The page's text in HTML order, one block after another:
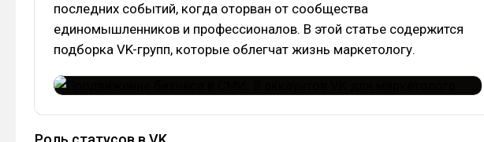
последних событий, когда оторван от сообщества
единомышленников и профессионалов. В этой статье содержится
подборка VK-групп, которые облегчат жизнь маркетологу.